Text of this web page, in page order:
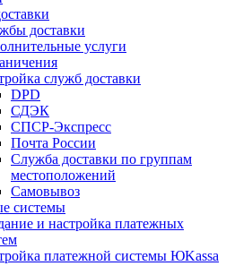
доставки
услуги
служб доставки
DPD
СДЭК
СПСР-Экспресс
Почта России
Служба доставки по группам
местоположений
Самовывоз
системы
и настройка платежных
платежной системы ЮKassa